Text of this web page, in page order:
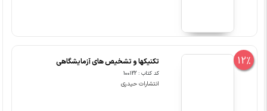
12% تکنیکها و تشخیص های آزمایشگاهی
کد کتاب : 100122
انتشارات حیدری